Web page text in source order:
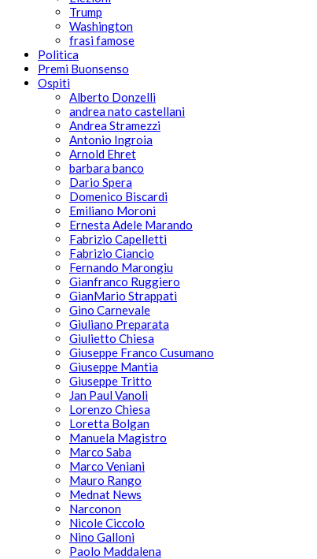
Trump
Washington
frasi famose
Politica
Premi Buonsenso
Ospiti
Alberto Donzelli
andrea nato castellani
Andrea Stramezzi
Antonio Ingroia
Arnold Ehret
barbara banco
Dario Spera
Domenico Biscardi
Emiliano Moroni
Ernesta Adele Marando
Fabrizio Capelletti
Fabrizio Ciancio
Fernando Marongiu
Gianfranco Ruggiero
GianMario Strappati
Gino Carnevale
Giuliano Preparata
Giulietto Chiesa
Giuseppe Franco Cusumano
Giuseppe Mantia
Giuseppe Tritto
Jan Paul Vanoli
Lorenzo Chiesa
Loretta Bolgan
Manuela Magistro
Marco Saba
Marco Veniani
Mauro Rango
Mednat News
Narconon
Nicole Ciccolo
Nino Galloni
Paolo Maddalena